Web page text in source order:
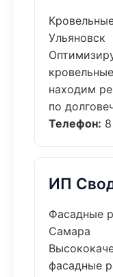
Ульяновск
находим
по
Телефон:
ИП
Фасадные
Самара
фасадные